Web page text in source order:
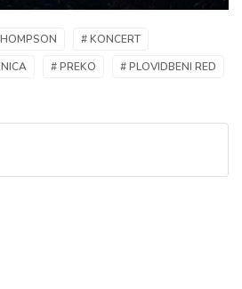
# KONCERT
# PREKO # PLOVIDBENI RED